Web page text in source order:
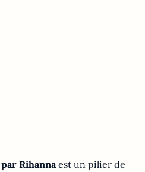
Rihannaest un pilier de